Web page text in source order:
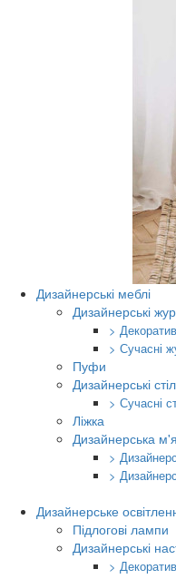
Дизайнерські меблі
Дизайнерські
>
> Сучасні
Пуфи
Дизайнерські
> Сучасні
Ліжка
Дизайнерська
>
>
Дизайнерське
Підлогові лампи
Дизайнерські
>